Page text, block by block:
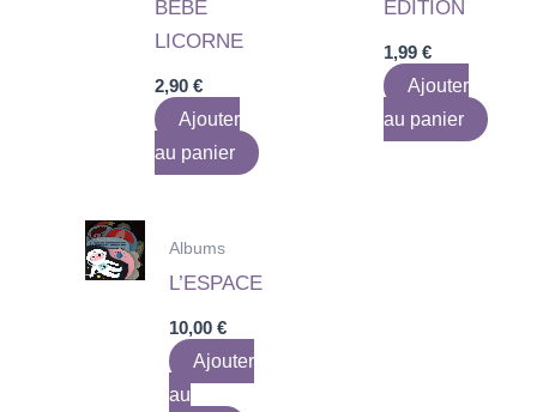
BEBE
LICORNE
2,90€
Ajouter
au panier
EDITION
1,99 €
Ajouter
au panier
Albums
L’ESPACE
10,00€
Ajouter
au